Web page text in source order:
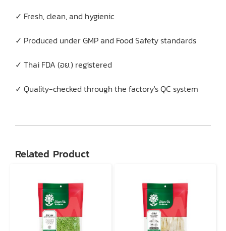
✓ Fresh, clean, and hygienic
✓ Produced under GMP and Food Safety standards
✓ Thai FDA (อย.) registered
✓ Quality-checked through the factory's QC system
Related Product